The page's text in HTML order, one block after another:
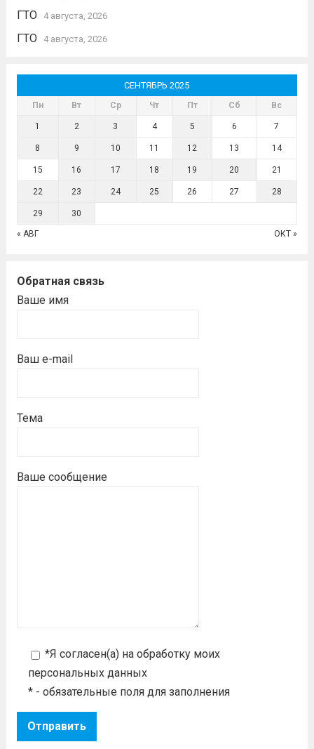
ГТО 4 августа, 2026
ГТО 4 августа, 2026
СЕНТЯБРЬ 2025
Пн Вт Ср Чт Пт Сб Вс
1 2 3 4 5 6 7
8 9 10 11 12 13 14
15 16 17 18 19 20 21
22 23 24 25 26 27 28
29 30
« АВГ ОКТ »
Обратная связь
Ваше имя
Ваш e-mail
Тема
Ваше сообщение
*Я согласен(а) на обработку моих
персональных данных
* - обязательные поля для заполнения